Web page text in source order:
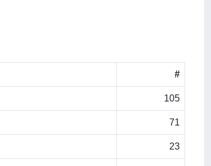
#
105
71
23